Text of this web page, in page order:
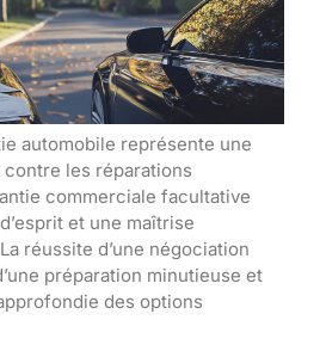
automobile représente une
les réparations
commerciale facultative
et une maîtrise
réussite d’une négociation
préparation minutieuse et
des options